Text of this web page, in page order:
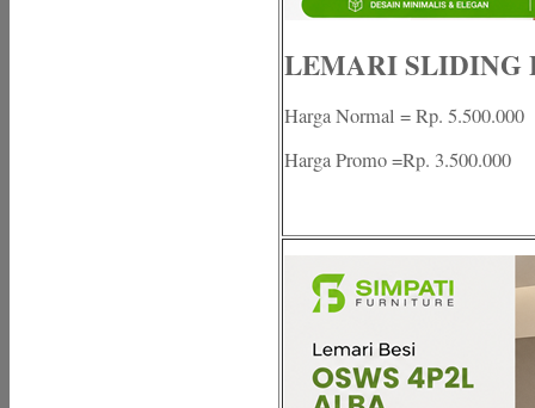
LEMARI SLIDING
Harga Normal = Rp. 5.500.000
Harga Promo =Rp. 3.500.000